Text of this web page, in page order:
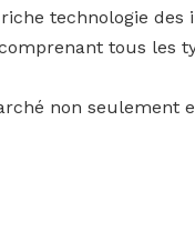
riche technologie
tous les
non seulement